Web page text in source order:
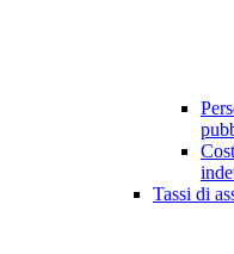
Tassi di